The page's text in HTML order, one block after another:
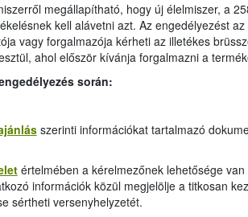
megállapítható, hogy új élelmiszer, a
kell alávetni azt. Az engedélyezést
vagy forgalmazója kérheti az illetékes
ahol először kívánja forgalmazni a
során:
szerinti információkat tartalmazó
értelmében a kérelmezőnek lehetősége
információk közül megjelölje a titkosan
sértheti versenyhelyzetét.